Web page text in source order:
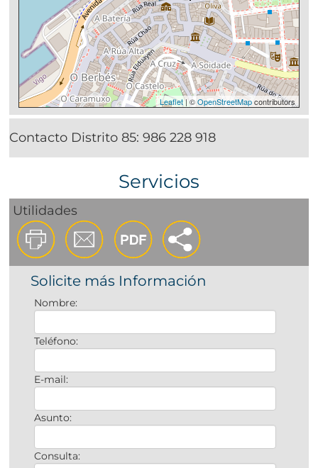
Leaflet| ©OpenStreetMapcontributors
Contacto Distrito 85:986 228 918
Servicios
Utilidades
Solicite más Información
Nombre:
Teléfono:
E-mail:
Asunto:
Consulta: